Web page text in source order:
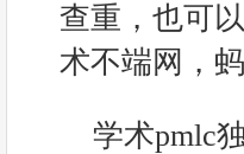
查重，也可
术不端网，
学术pmlc